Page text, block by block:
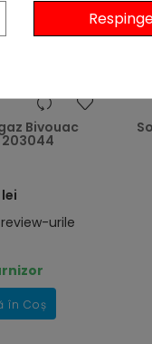
Bivouac
urile
în Coș